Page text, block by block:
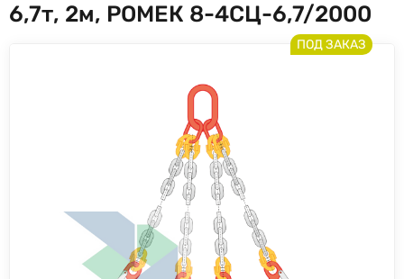
6,7т, 2м, РОМЕК 8-4СЦ-6,7/2000
ПОД ЗАКАЗ